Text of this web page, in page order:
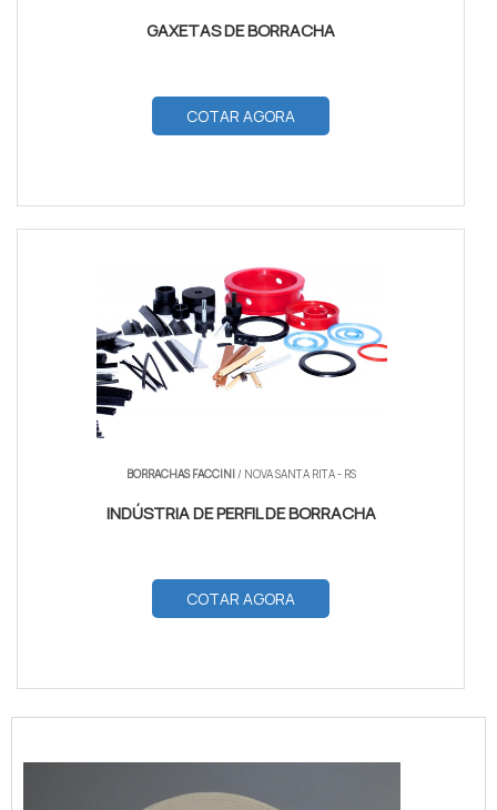
GAXETAS DE BORRACHA
COTAR AGORA
BORRACHAS FACCINI/ NOVA SANTA RITA - RS
INDÚSTRIA DE PERFIL DE BORRACHA
COTAR AGORA